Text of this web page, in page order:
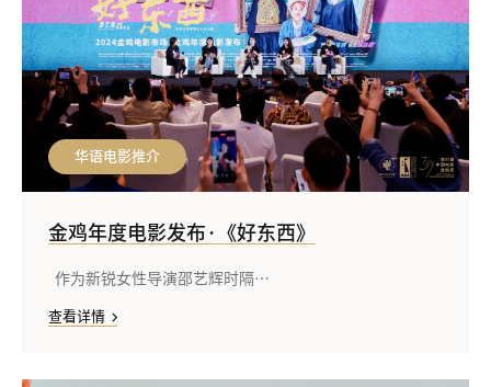
华语电影推介
金鸡年度电影发布·《好东西》
作为新锐女性导演邵艺辉时隔…
查看详情